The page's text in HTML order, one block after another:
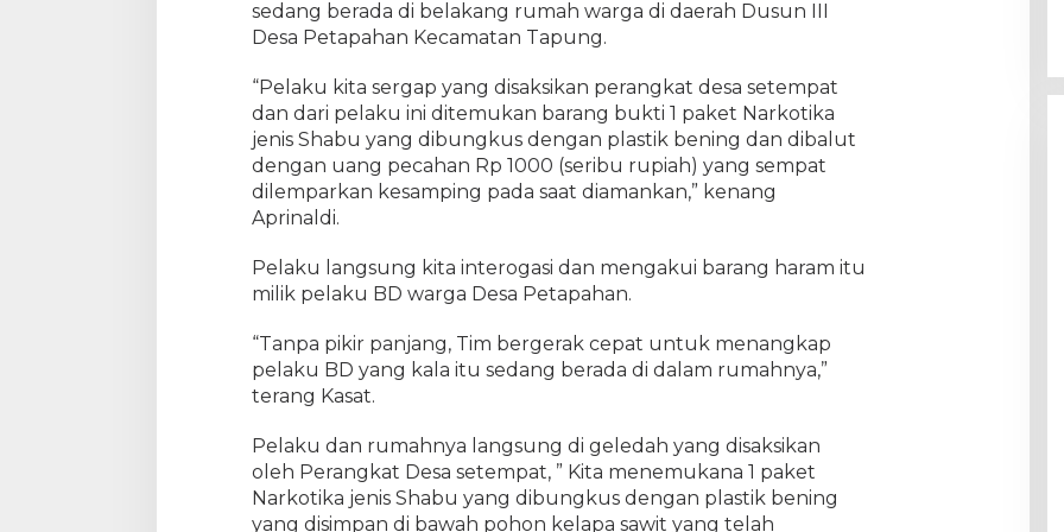
t
d
T
n
g
k
a
p
i
m
j
o
o
o
sedang berada di belakang rumah warga di daerah Dusun III
Desa Petapahan Kecamatan Tapung.
“Pelaku kita sergap yang disaksikan perangkat desa setempat
dan dari pelaku ini ditemukan barang bukti 1 paket Narkotika
jenis Shabu yang dibungkus dengan plastik bening dan dibalut
dengan uang pecahan Rp 1000 (seribu rupiah) yang sempat
dilemparkan kesamping pada saat diamankan,” kenang
Aprinaldi.
Pelaku langsung kita interogasi dan mengakui barang haram itu
milik pelaku BD warga Desa Petapahan.
“Tanpa pikir panjang, Tim bergerak cepat untuk menangkap
pelaku BD yang kala itu sedang berada di dalam rumahnya,”
terang Kasat.
Pelaku dan rumahnya langsung di geledah yang disaksikan
oleh Perangkat Desa setempat, ” Kita menemukana 1 paket
Narkotika jenis Shabu yang dibungkus dengan plastik bening
yang disimpan di bawah pohon kelapa sawit yang telah